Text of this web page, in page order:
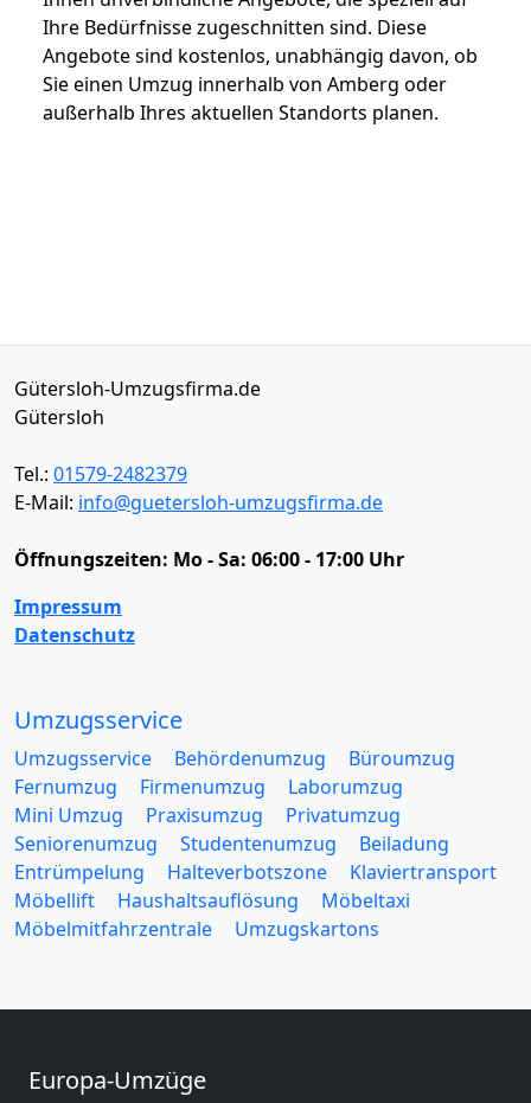
Ihre Bedürfnisse zugeschnitten sind. Diese
Angebote sind kostenlos, unabhängig davon, ob
Sie einen Umzug innerhalb von Amberg oder
außerhalb Ihres aktuellen Standorts planen.
Gütersloh-Umzugsfirma.de
Gütersloh
Tel.: 01579-2482379
E-Mail: info@guetersloh-umzugsfirma.de
Öffnungszeiten: Mo - Sa: 06:00 - 17:00 Uhr
Impressum
Datenschutz
Umzugsservice
Umzugsservice Behördenumzug
Büroumzug
Fernumzug
Firmenumzug
Laborumzug
Mini Umzug
Praxisumzug
Privatumzug
Seniorenumzug
Studentenumzug
Beiladung
Entrümpelung
Halteverbotszone
Klaviertransport
Möbellift
Haushaltsauflösung
Möbeltaxi
Möbelmitfahrzentrale
Umzugskartons
Europa-Umzüge